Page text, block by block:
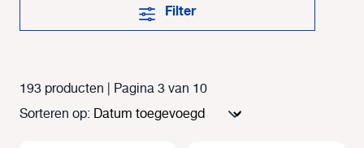
Filter
193 producten | Pagina 3 van 10
Sorteren op: